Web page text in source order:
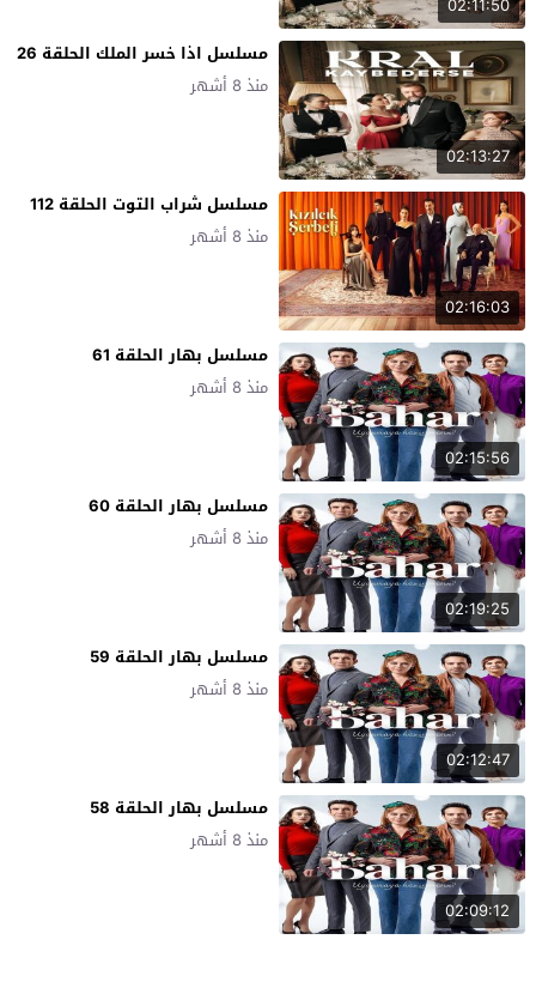
02:13:27
مسلسل اذا خسر الملك الحلقة 26
منذ 8 أشهر
02:16:03
مسلسل شراب التوت الحلقة 112
منذ 8 أشهر
02:15:56
مسلسل بهار الحلقة 61
منذ 8 أشهر
02:19:25
مسلسل بهار الحلقة 60
منذ 8 أشهر
02:12:47
مسلسل بهار الحلقة 59
منذ 8 أشهر
02:09:12
مسلسل بهار الحلقة 58
منذ 8 أشهر